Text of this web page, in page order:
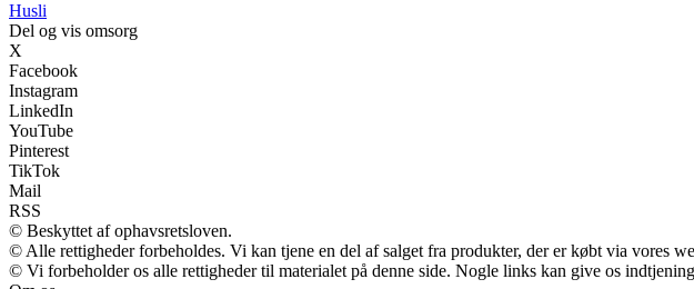
Husli
Del og vis omsorg
X
Facebook
Instagram
LinkedIn
YouTube
Pinterest
TikTok
Mail
RSS
© Beskyttet af ophavsretsloven.
© Alle rettigheder forbeholdes. Vi kan tjene en del af salget fra produkter, der er købt via vores
© Vi forbeholder os alle rettigheder til materialet på denne side. Nogle links kan give os